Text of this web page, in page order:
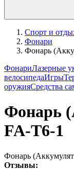
Спорт и
Фонари
Фонарь
ФонариЛазерные
велосипедаИгры
оружияСредства
Фонарь
FA-T6-1
Фонарь
Отзывы: